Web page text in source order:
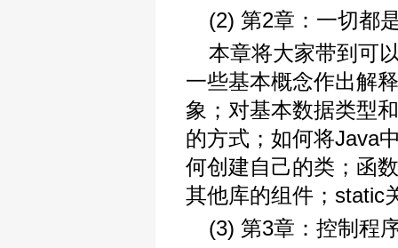
(2) 第2章：一切都
本章将大家带到可
一些基本概念作出解
象；对基本数据类型
的方式；如何将Java
何创建自己的类；函
其他库的组件；static
(3) 第3章：控制程